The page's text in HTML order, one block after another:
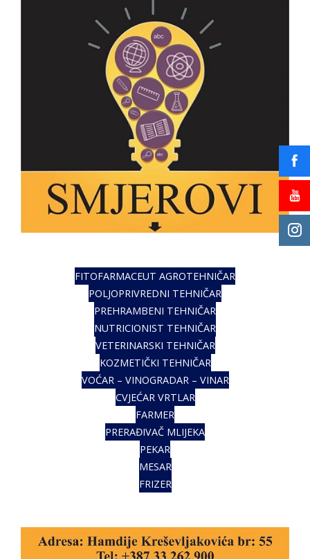
FITOFARMACEUT AGROTEHNIČAR
POLJOPRIVREDNI TEHNIČAR
PREHRAMBENI TEHNIČAR
NUTRICIONIST TEHNIČAR
VETERINARSKI TEHNIČAR
KOZMETIČKI TEHNIČAR
VOĆAR – VINOGRADAR – VINAR
CVJEĆAR VRTLAR
FARMER
PRERAĐIVAČ MLIJEKA
PEKAR
MESAR
FRIZER